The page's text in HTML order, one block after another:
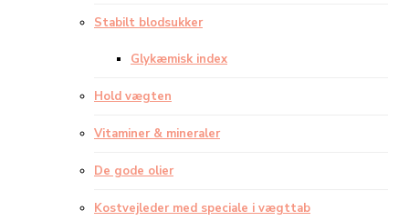
Stabilt blodsukker
Glykæmisk index
Hold vægten
Vitaminer & mineraler
De gode olier
Kostvejleder med speciale i vægttab